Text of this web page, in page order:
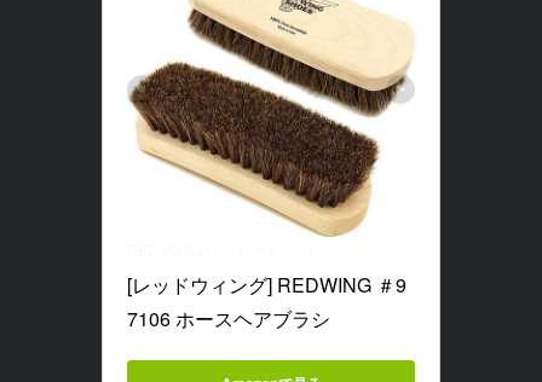
[レッドウィング] REDWING ＃9
7106 ホースヘアブラシ